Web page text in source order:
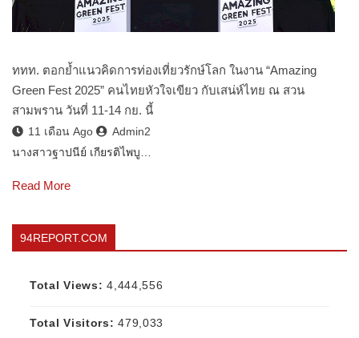
ททท. ตอกย้ำแนวคิดการท่องเที่ยวรักษ์โลก ในงาน “Amazing
Green Fest 2025” คนไทยหัวใจเขียว กับเสน่ห์ไทย ณ สวน
สามพราน วันที่ 11-14 กย. นี้
11 เดือน Ago
Admin2
นางสาวฐาปนีย์ เกียรติไพบู…
Read More
94REPORT.COM
Total Views:4,444,556
Total Visitors:479,033